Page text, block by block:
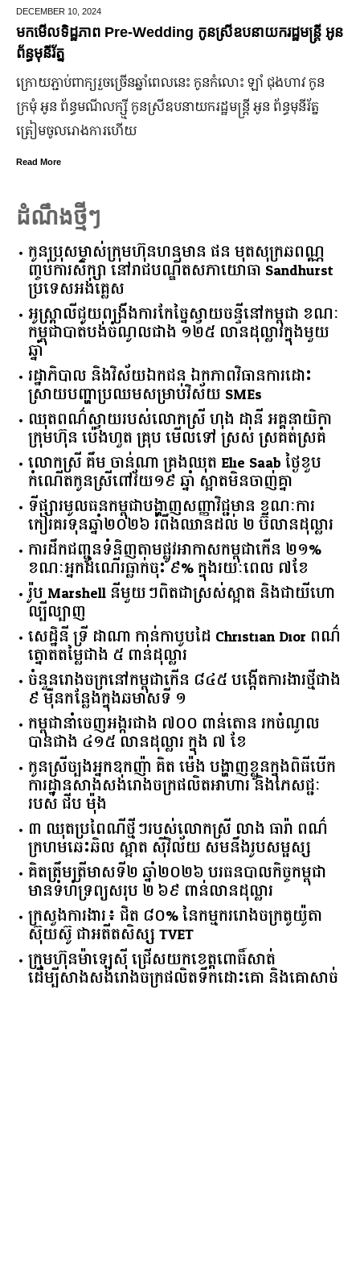
DECEMBER 10,2024
មកមើលទិដ្ឋភាព Pre-Wedding កូនស្រីឧបនាយករដ្ឋមន្រ្តី អូន
ព័ន្ធមុនីរ័ត្ន
ក្រោយ​ភ្ជាប់​ពាក្យ​រួច​ច្រើន​ឆ្នាំ​ពេលនេះ កូនកំលោះ ឡាំ ជុងហាវ កូន
ក្រមុំ អូន ព័ន្ធមណីលក្ស្មី កូនស្រី​ឧបនាយករដ្ឋមន្ត្រី អូន ព័ន្ធមុនីរ័ត្ន
ត្រៀម​ចូល​រោងការ​ហើយ
Read More
ដំណឹងថ្មីៗ
កូនប្រុសម្ចាស់ក្រុមហ៊ុនហនុមាន ផន មុតសុក្រឆពណ្ណ
ញ្ចប់ការសិក្សា នៅរាជបណ្ឌិតសភាយោធា Sandhurst
ប្រទេសអង់គ្លេស
អូស្ត្រាលី​ជួយ​ពង្រឹង​ការ​កែច្នៃ​ស្វាយចន្ទី​នៅ​កម្ពុជា​ ​ខណៈ​
កម្ពុជា​បាត់បង់​ចំណូល​ជាង​ ​១២៥​ ​លាន​ដុល្លារ​ក្នុង​មួយ​
ឆ្នាំ​
រដ្ឋាភិបាល​ ​និង​វិស័យ​ឯកជន ​ឯកភាព​វិធានការ​ដោះ
ស្រាយ​បញ្ហា​ប្រឈម​​សម្រាប់​វិស័យ​ ​SMEs​
ឈុតពណ៌ស្វាយរបស់លោកស្រី ហុង ដានី អគ្គ​នាយិកា​
ក្រុមហ៊ុន ប៉េងហួត គ្រុប មើលទៅ ស្រស់ ស្រគត់ស្រគំ
លោកស្រី គឹម ចាន់ណា គ្រងឈុត Elie Saab ថ្ងៃខួប
កំណើតកូនស្រីពៅវ័យ១៩ ឆ្នាំ ស្អាតមិនចាញ់គ្នា
ទីផ្សារ​មូលធន​កម្ពុជា​បង្ហាញ​សញ្ញា​វិជ្ជមាន​ ​ខណៈ​ការ​
កៀរគរ​ទុន​ឆ្នាំ​២០២៦​ ​រំពឹង​ឈានដល់​ ​២​ ​ប៊ីលាន​ដុល្លារ​
ការដឹកជញ្ជូនទំនិញតាមផ្លូវអាកាសកម្ពុជាកើន ២១%
ខណៈអ្នកដំណើរធ្លាក់ចុះ ៩% ក្នុងរយៈពេល ៧ខែ
រ៉ូប Marshell នីមួយៗពិតជាស្រស់ស្អាត និងជាយីហោ
ល្បីល្បាញ
សេដ្ឋិនី ទ្រី ដាណា កាន់កាបូបដៃ Christian Dior ពណ៌
ត្នោតតម្លៃជាង ៥ ពាន់ដុល្លារ
ចំនួន​រោងចក្រ​នៅ​កម្ពុជា​កើន​ ​៨៤៥​ ​បង្កើត​ការងារ​ថ្មី​ជាង​
​៩​ ​ម៉ឺន​កន្លែង​ក្នុង​ឆមាស​ទី ​១​
កម្ពុជានាំចេញអង្ករជាង ៧០០ ពាន់តោន រកចំណូល
បានជាង ៤១៥ លានដុល្លារ ក្នុង ៧ ខែ
កូនស្រីច្បងអ្នកឧកញ៉ា គិត ម៉េង បង្ហាញខ្លួនក្នុងពិធីបើក
ការដ្ឋានសាងសង់រោងចក្រផលិតអាហារ និងភេសជ្ជៈ
របស់ ជីប ម៉ុង
៣ ឈុតប្រពៃណីថ្មីៗរបស់លោកស្រី លាង ធារ៉ា ពណ៌
ក្រហមឆេះឆិល ស្អាត ​ស៊ីវិល័យ សមនឹងរូបសម្ផស្ស
គិត​ត្រឹមត្រីមាស​ទី​២​ ​ឆ្នាំ​២០២៦​ បរធន​បាលកិច្ច​កម្ពុជា​ ​
មាន​ទំហំ​ទ្រព្យ​សរុប​ ​២.៦៩​ ​ពាន់លាន​ដុល្លារ​
ក្រសួង​ការងារ​៖ ​ជិត​ ​៨០​% ​នៃ​កម្មករ​រោងចក្រ​តូយ៉ូតា ​
ស៊ុយ​ស៊ូ ​ជា​អតីត​សិស្ស​ ​TVET​
ក្រុមហ៊ុន​ម៉ាឡេស៊ី ជ្រើសយកខេត្ដពោធិ៍សាត់
ដើម្បីសាងសង់រោងចក្រផលិតទឹកដោះគោ និងគោសាច់